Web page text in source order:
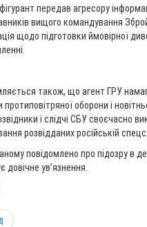
передав агресору
вищого командування
щодо підготовки ймовірної
також, що агент ГРУ
оборони і
і слідчі СБУ своєчасно
розвідданих російській
повідомлено про підозру в
довічне ув’язнення.